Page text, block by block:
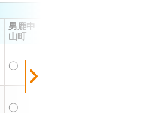
男鹿中
山町
◯
◯